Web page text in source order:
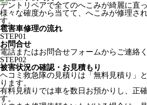
デントリペアで全てのへこみが綺麗に直
様々な確度から当てて、へこみが修理さ
す。
雹害車修理の流れ
STEP01
お問合せ
電話またはお問合せフォームからご連絡く
STEP02
被害状況の確認・お見積もり
ヘコミ救急隊の見積りは「無料見積り」
ります。
有料見積りでは車を数日お預かりし、正
す。